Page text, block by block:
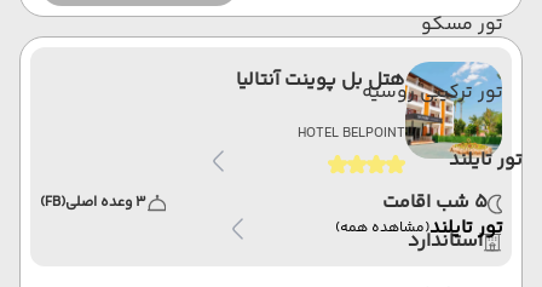
تور مسکو
تور ترکیبی روسیه
تور تایلند
تور تایلند(مشاهده همه)
هتل بل پوینت آنتالیا
HOTEL BELPOINT
5 شب اقامت 3 وعده اصلی (FB)
استاندارد